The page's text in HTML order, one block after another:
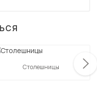
Столешницы